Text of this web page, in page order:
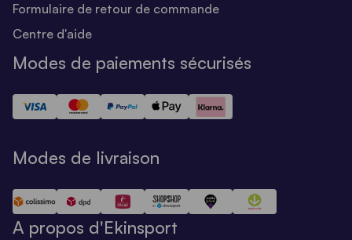
Formulaire de retour de commande
Centre d'aide
Modes de paiements sécurisés
Modes de livraison
A propos d'Ekinsport